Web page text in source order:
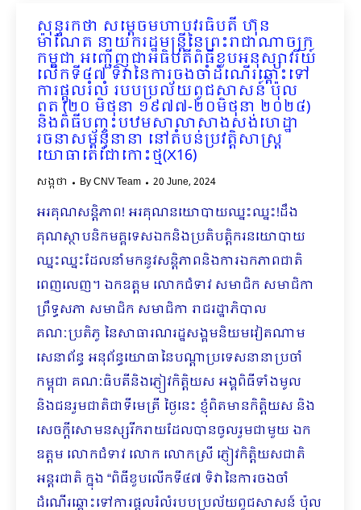
សុន្ទរកថា សម្តេចមហាបវរធិបតី ហ៊ុន
ម៉ាណែត នាយករដ្ឋមន្រ្តីនៃព្រះរាជាណាចក្រ
កម្ពុជា អញ្ជើញជាអធិបតីពិធីខួបអនុស្សាវរីយ៍
លើកទី៤៧ ទិវានៃការចងចាំដំណើរឆ្ពោះទៅ
ការផ្ដួលរំលំ របបប្រល័យពូជសាសន៍ ប៉ុល
ពត (២០ មិថុនា ១៩៧៧-២០មិថុនា ២០២៤)
និងពិធីបញ្ចុះបឋមសាលាសាងសង់ហេដ្ឋា
រចនាសម្ព័ន្ធនានា នៅតំបន់ប្រវត្តិសាស្ត្រ
យោធាតេជោកោះថ្ម(X16)
សង្កថា ByCNV Team 20 June, 2024
អរគុណសន្តិភាព! អរគុណនយោបាយឈ្នះឈ្នះ!ដឹង
គុណ​ស្ថាបនិកមគ្គទេសឯកនិងប្រតិបត្តិករនយោបាយ
ឈ្នះឈ្នះដែលនាំមកនូវសន្តិភាពនិងការឯកភាពជាតិ
ពេញលេញ។ ឯកឧត្តម លោកជំទាវ សមាជិក សមាជិកា ​​
ព្រឹទ្ធសភា សមាជិក សមាជិកា រាជរដ្ឋាភិបាល
គណៈប្រតិភូ នៃសាធារណរដ្ឋសង្គមនិយមវៀតណាម
សេនាព័ន្ធ អនុព័ន្ធយោធានៃបណ្ដាប្រទេសនានាប្រចាំ
កម្ពុជា ​គណៈធិបតីនិងភ្ញៀវកិត្តិយស អង្គពិធីទាំងមូល
និងជនរួមជាតិជាទីមេត្រី ថ្ងៃនេះ ខ្ញុំពិតមានកិត្តិយស និង
សេចក្តីសោមនស្សរីករាយដែលបានចូលរួមជាមួយ ឯក
ឧត្តម លោកជំទាវ លោក លោកស្រី ភ្ញៀវកិត្តិយសជាតិ
អន្តរជាតិ ក្នុង “ពិធីខួបលើកទី៤៧ ទិវានៃការចងចាំ
ដំណើរឆ្ពោះទៅការផ្តួលរំលំរបបប្រល័យពូជសាសន៍ ប៉ុល